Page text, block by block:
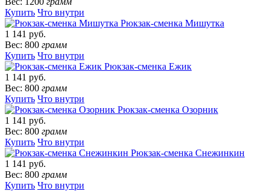
Купить Что внутри
Рюкзак-сменка Мишутка
1 141 руб.
Вес: 800 грамм
Купить Что внутри
Рюкзак-сменка Ежик
1 141 руб.
Вес: 800 грамм
Купить Что внутри
Рюкзак-сменка Озорник
1 141 руб.
Вес: 800 грамм
Купить Что внутри
Рюкзак-сменка Снежинкин
1 141 руб.
Вес: 800 грамм
Купить Что внутри